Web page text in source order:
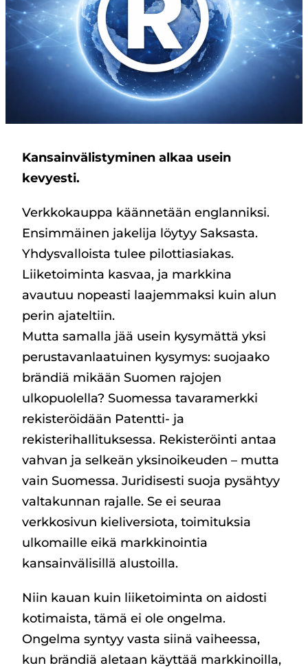
Kansainvälistyminen alkaa usein
kevyesti.
Verkkokauppa käännetään englanniksi.
Ensimmäinen jakelija löytyy Saksasta.
Yhdysvalloista tulee pilottiasiakas.
Liiketoiminta kasvaa, ja markkina
avautuu nopeasti laajemmaksi kuin alun
perin ajateltiin.
Mutta samalla jää usein kysymättä yksi
perustavanlaatuinen kysymys: suojaako
brändiä mikään Suomen rajojen
ulkopuolella? Suomessa tavaramerkki
rekisteröidään Patentti- ja
rekisterihallituksessa. Rekisteröinti antaa
vahvan ja selkeän yksinoikeuden – mutta
vain Suomessa. Juridisesti suoja pysähtyy
valtakunnan rajalle. Se ei seuraa
verkkosivun kieliversiota, toimituksia
ulkomaille eikä markkinointia
kansainvälisillä alustoilla.
Niin kauan kuin liiketoiminta on aidosti
kotimaista, tämä ei ole ongelma.
Ongelma syntyy vasta siinä vaiheessa,
kun brändiä aletaan käyttää markkinoilla,